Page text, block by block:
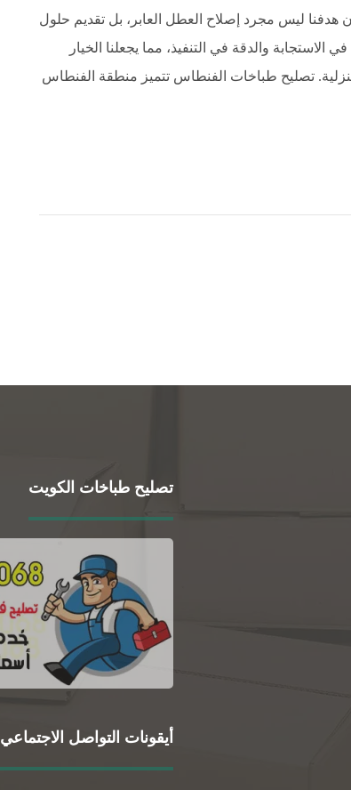
هدفنا ليس مجرد إصلاح العطل العابر، بل تقديم حلول
والدقة في التنفيذ، مما يجعلنا الخيار
تصليح طباخات الفنطاس تتميز منطقة الفنطاس
تصليح طباخات الكويت
أيقونات التواصل الاجتماعي